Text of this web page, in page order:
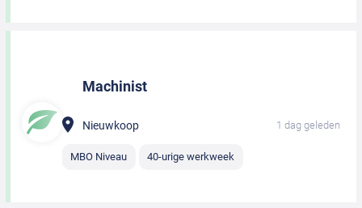
Machinist
Nieuwkoop 1 dag geleden
MBO Niveau 40-urige werkweek